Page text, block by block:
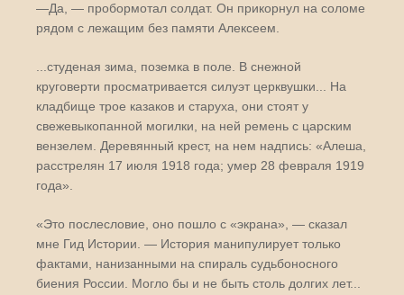
—Да, — пробормотал солдат. Он прикорнул на соломе
рядом с лежащим без памяти Алексеем.
...студеная зима, поземка в поле. В снежной
круговерти просматривается силуэт церквушки... На
кладбище трое казаков и старуха, они стоят у
свежевыкопанной могилки, на ней ремень с царским
вензелем. Деревянный крест, на нем надпись: «Алеша,
расстрелян 17 июля 1918 года; умер 28 февраля 1919
года».
«Это послесловие, оно пошло с «экрана», — сказал
мне Гид Истории. — История манипулирует только
фактами, нанизанными на спираль судьбоносного
биения России. Могло бы и не быть столь долгих лет...